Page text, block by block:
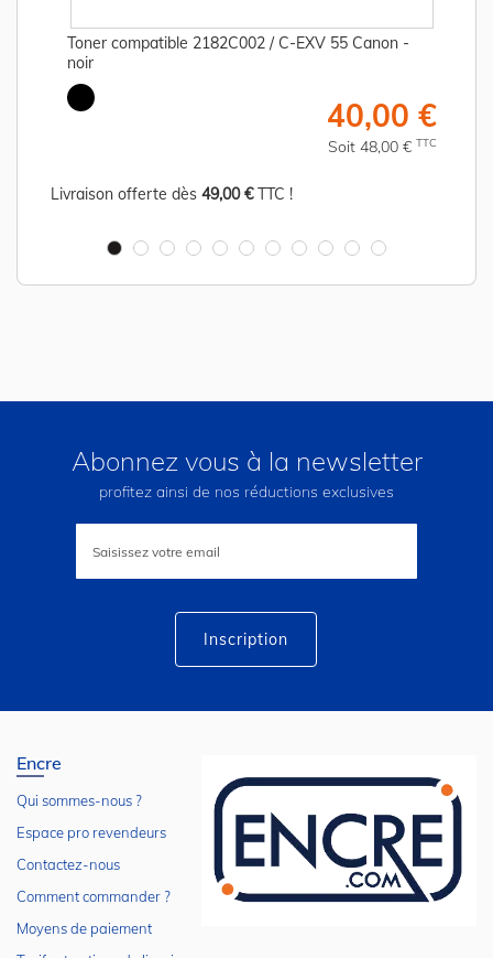
Toner compatible 2182C002 / C-EXV 55 Canon -
noir
40,00 €
Soit 48,00 € TTC
Livraison offerte dès 49,00 €TTC !
Abonnez vous à la newsletter
profitez ainsi de nos réductions exclusives
lettre
Inscription
Encre
Qui sommes-nous ?
Espace pro revendeurs
Contactez-nous
Comment commander ?
Moyens de paiement